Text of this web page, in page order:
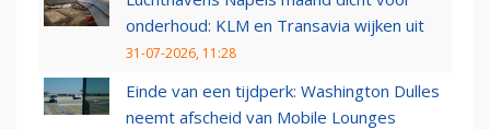
onderhoud: KLM en Transavia wijken uit
31-07-2026, 11:28
Einde van een tijdperk: Washington Dulles
neemt afscheid van Mobile Lounges